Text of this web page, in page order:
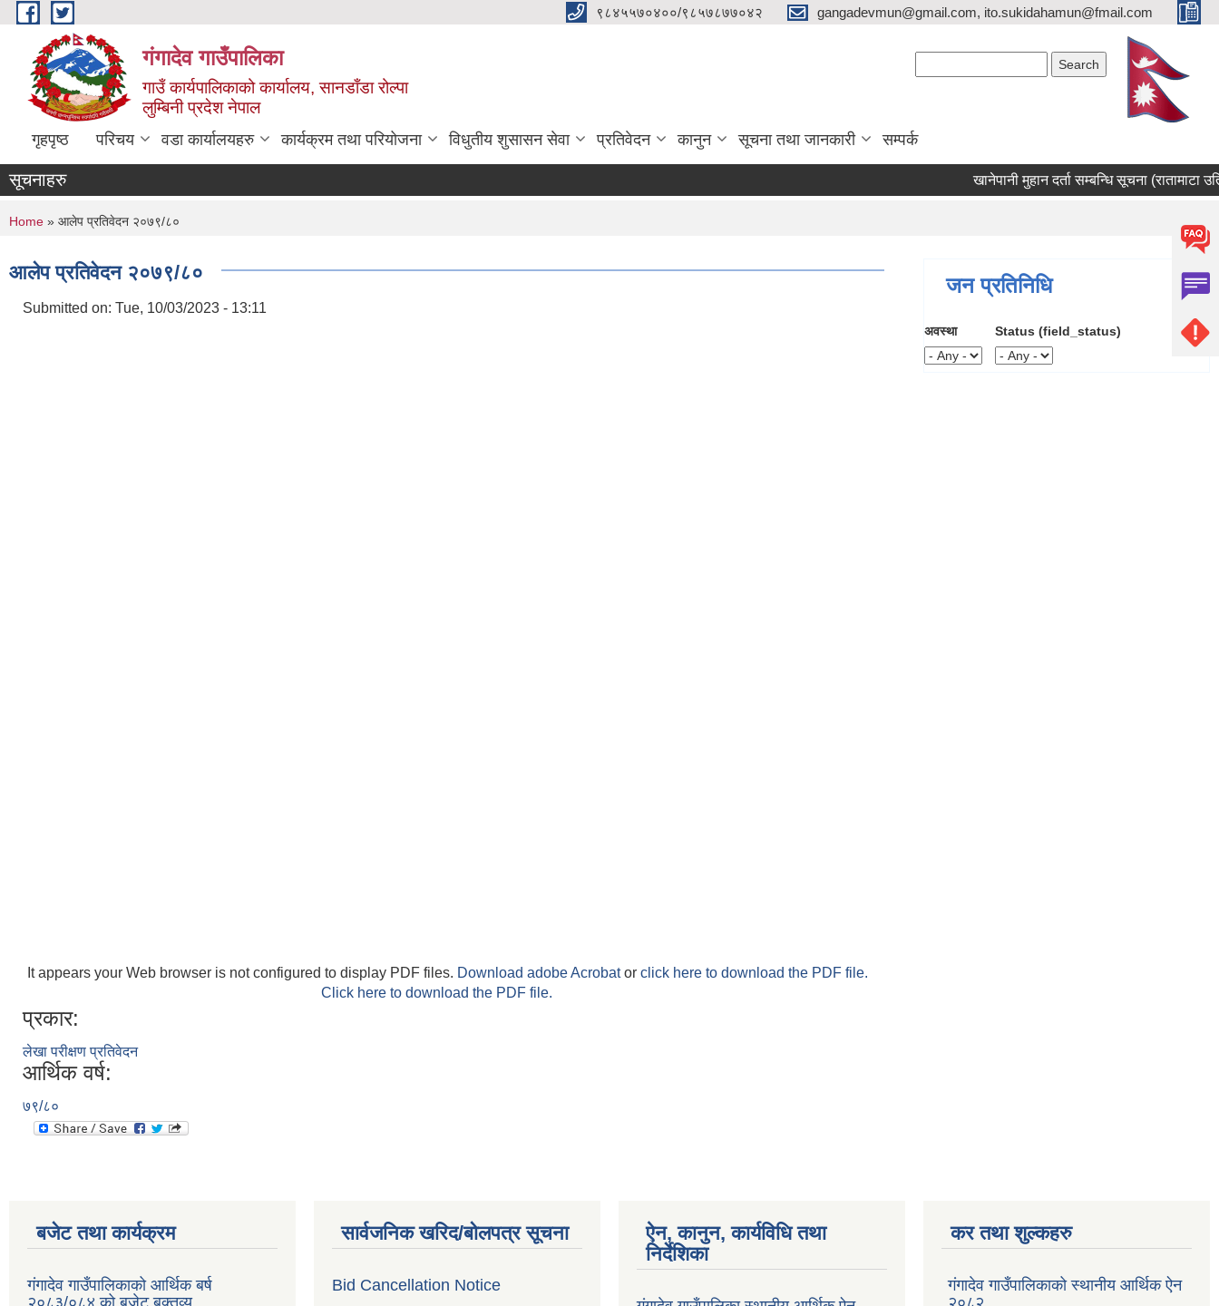
Skip to main content ९८४५५७०४००/९८५७८७७०४२ gangadevmun@gmail.com, ito.sukidahamun@fmail.com
गंगादेव गाउँपालिका
गाउँ कार्यपालिकाको कार्यालय, सानडाँडा रोल्पा
लुम्बिनी प्रदेश नेपाल
गृहपृष्ठ परिचय वडा कार्यालयहरु कार्यक्रम तथा परियोजना विधुतीय शुसासन सेवा प्रतिवेदन कानुन सूचना तथा जानकारी सम्पर्क
सूचनाहरु खानेपानी मुहान दर्ता सम्बन्धि सूचना (रातामाटा
You are here
Home » आलेप प्रतिवेदन २०७९/८०
आलेप प्रतिवेदन २०७९/८०
Submitted on: Tue, 10/03/2023 - 13:11
It appears your Web browser is not configured to display PDF files. Download adobe Acrobator click here to download the PDF file.
Click here to download the PDF file.
प्रकार:
लेखा परीक्षण प्रतिवेदन
आर्थिक वर्ष:
७९/८०
जन प्रतिनिधि
अवस्था Status (field_status)
बजेट तथा कार्यक्रम
गंगादेव गाउँपालिकाको आर्थिक बर्ष
२०८३/०८४ को बजेट बक्तव्य
सार्वजनिक खरिद/बोलपत्र सूचना
Bid Cancellation Notice
ऐन, कानुन, कार्यविधि तथा
निर्देशिका
कर तथा शुल्कहरु
गंगादेव गाउँपालिकाको स्थानीय आर्थिक ऐन
२०८२